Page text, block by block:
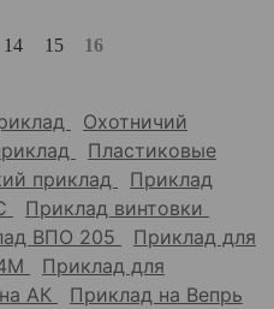
14 15 16
Охотничий
Пластиковые
приклад
Приклад
Приклад винтовки
ВПО 205
Приклад для
Приклад для
АК
Приклад на Вепрь